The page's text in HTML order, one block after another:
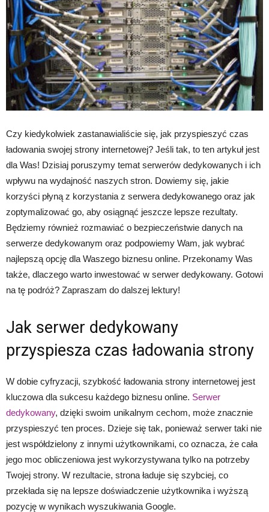
Czy kiedykolwiek zastanawialiście się, jak przyspieszyć czas
ładowania swojej strony internetowej? Jeśli tak, to ten artykuł jest
dla Was! Dzisiaj poruszymy temat serwerów dedykowanych i ich
wpływu na wydajność naszych stron. Dowiemy się, jakie
korzyści płyną z korzystania z serwera dedykowanego oraz jak
zoptymalizować go, aby osiągnąć jeszcze lepsze rezultaty.
Będziemy również rozmawiać o bezpieczeństwie danych na
serwerze dedykowanym oraz podpowiemy Wam, jak wybrać
najlepszą opcję dla Waszego biznesu online. Przekonamy Was
także, dlaczego warto inwestować w serwer dedykowany. Gotowi
na tę podróż? Zapraszam do dalszej lektury!
Jak serwer dedykowany
przyspiesza czas ładowania strony
W dobie cyfryzacji, szybkość ładowania strony internetowej jest
kluczowa dla sukcesu każdego biznesu online. Serwer
dedykowany, dzięki swoim unikalnym cechom, może znacznie
przyspieszyć ten proces. Dzieje się tak, ponieważ serwer taki nie
jest współdzielony z innymi użytkownikami, co oznacza, że cała
jego moc obliczeniowa jest wykorzystywana tylko na potrzeby
Twojej strony. W rezultacie, strona ładuje się szybciej, co
przekłada się na lepsze doświadczenie użytkownika i wyższą
pozycję w wynikach wyszukiwania Google.